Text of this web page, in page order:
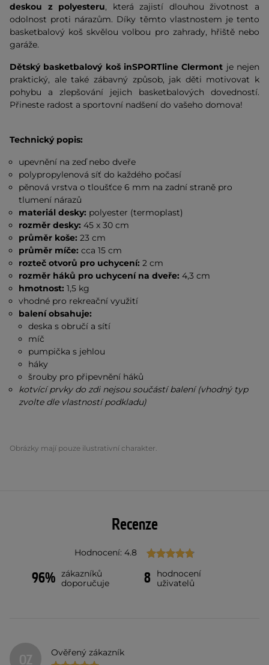
deskou z polyesteru, která zajistí dlouhou životnost a
odolnost proti nárazům. Díky těmto vlastnostem je tento
basketbalový koš skvělou volbou pro zahrady, hřiště nebo
garáže.
Dětský basketbalový koš inSPORTline Clermont je nejen
praktický, ale také zábavný způsob, jak děti motivovat k
pohybu a zlepšování jejich basketbalových dovedností.
Přineste radost a sportovní nadšení do vašeho domova!
Technický popis:
upevnění na zeď nebo dveře
polypropylenová síť do každého počasí
pěnová vrstva o tloušťce 6 mm na zadní straně pro
tlumení nárazů
materiál desky: polyester (termoplast)
rozměr desky: 45 x 30 cm
průměr koše: 23 cm
průměr míče:cca 15 cm
rozteč otvorů pro uchycení:2 cm
rozměr háků pro uchycení na dveře:4,3 cm
hmotnost: 1,5 kg
vhodné pro rekreační využití
balení obsahuje:
deska s obručí a sítí
míč
pumpička s jehlou
háky
šrouby pro připevnění háků
kotvící prvky do zdi nejsou součástí balení (vhodný typ
zvolte dle vlastností podkladu)
Obrázky mají pouze ilustrativní charakter.
Recenze
Hodnocení: 4.8
96% zákazníků
doporučuje
8
hodnocení
uživatelů
OZ Ověřený zákazník